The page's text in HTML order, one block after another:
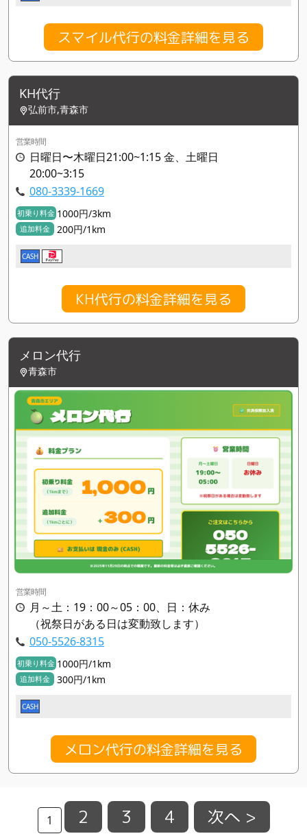
スマイル代行の料金詳細を見る
KH代行
弘前市,青森市
営業時間
日曜日〜木曜日21:00~1:15 金、土曜日
20:00~3:15
080-3339-1669
初乗り料金 1000円/3km
追加料金 200円/1km
CASH
KH代行の料金詳細を見る
メロン代行
青森市
営業時間
月～土：19：00～05：00、日：休み
（祝祭日がある日は変動致します）
050-5526-8315
初乗り料金 1000円/1km
追加料金 300円/1km
CASH
メロン代行の料金詳細を見る
1 2 3 4 次へ >